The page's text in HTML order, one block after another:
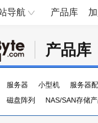
导航 产品库
产品库
服务器 小型机 服务器
服务器主板
磁盘阵列 NAS/SAN存储